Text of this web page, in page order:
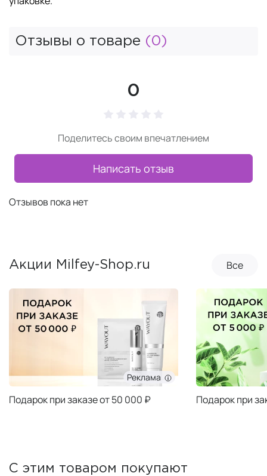
Отзывы о товаре (0)
0
Поделитесь своим впечатлением
Написать отзыв
Отзывов пока нет
Акции Milfey-Shop.ru Все
Реклама
Подарок при заказе от 50 000 ₽ Подарок при
С этим товаром покупают